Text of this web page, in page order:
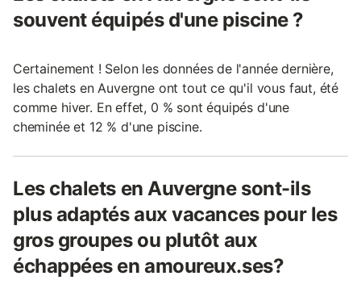
souvent équipés d'une piscine ?
Certainement ! Selon les données de l'année dernière,
les chalets en Auvergne ont tout ce qu'il vous faut, été
comme hiver. En effet, 0 % sont équipés d'une
cheminée et 12 % d'une piscine.
Les chalets en Auvergne sont-ils
plus adaptés aux vacances pour les
gros groupes ou plutôt aux
échappées en amoureux.ses?